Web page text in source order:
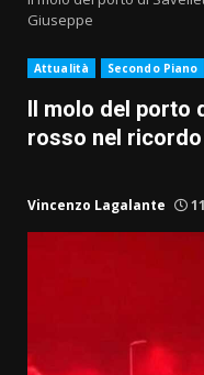
Giuseppe
Attualità Secondo Piano
Il molo del porto
rosso nel
Vincenzo Lagalante